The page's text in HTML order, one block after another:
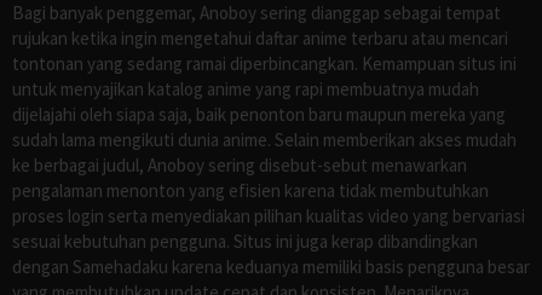
Bagi banyak penggemar, Anoboy sering dianggap sebagai tempat
rujukan ketika ingin mengetahui daftar anime terbaru atau mencari
tontonan yang sedang ramai diperbincangkan. Kemampuan situs ini
untuk menyajikan katalog anime yang rapi membuatnya mudah
dijelajahi oleh siapa saja, baik penonton baru maupun mereka yang
sudah lama mengikuti dunia anime. Selain memberikan akses mudah
ke berbagai judul, Anoboy sering disebut-sebut menawarkan
pengalaman menonton yang efisien karena tidak membutuhkan
proses login serta menyediakan pilihan kualitas video yang bervariasi
sesuai kebutuhan pengguna. Situs ini juga kerap dibandingkan
dengan Samehadaku karena keduanya memiliki basis pengguna besar